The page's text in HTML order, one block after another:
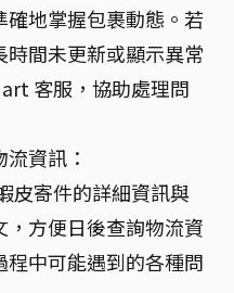
地掌握包裹動態。若
間未更新或顯示異常
客服，協助處理問
資訊：
皮寄件的詳細資訊與
方便日後查詢物流資
中可能遇到的各種問